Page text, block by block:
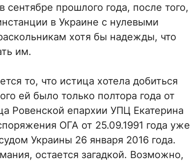
прошлого года, после того,
в Украине с нулевыми
хотя бы надежды, что
им.
то, что истица хотела добиться
ей было только полтора года от
Ровенской епархии УПЦ Екатерина
ОГА от 25.09.1991 года уже
Украины 26 января 2016 года.
остается загадкой. Возможно,